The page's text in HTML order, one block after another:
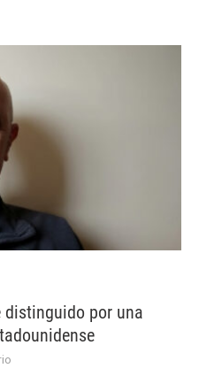
distinguido por una